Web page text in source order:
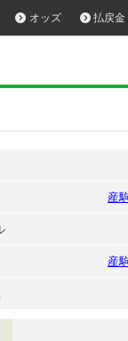
オッズ 払戻金
産
産